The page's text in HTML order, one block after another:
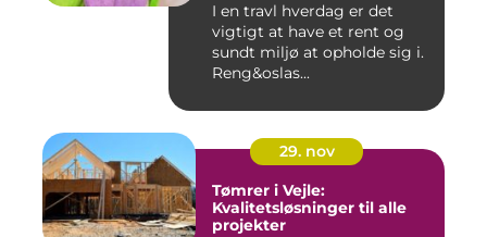
I en travl hverdag er det
vigtigt at have et rent og
sundt miljø at opholde sig i.
Reng&oslas...
29. nov
Tømrer i Vejle:
Kvalitetsløsninger til alle
projekter